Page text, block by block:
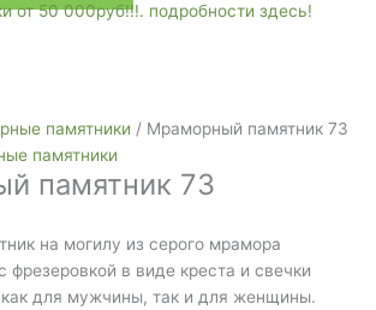
от 50 000руб!!!. подробности здесь!
памятники / Мраморный памятник 73
памятники
памятник 73
на могилу из серого мрамора
фрезеровкой в виде креста и свечки
как для мужчины, так и для женщины.